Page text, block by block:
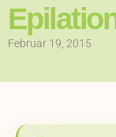
Februar 19, 2015